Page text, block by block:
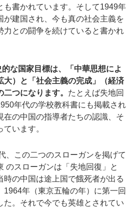
も書かれています。そして1949年
が建国され、今も真の社会主義を
力との闘争を続けていると書かれ
な国家目標は、「中華思想によ
大）と「社会主義の完成」（経済
つになります。 たとえば失地回
年代の学校教科書にも掲載され
在の中国の指導者たちの認識、そ
います。
この二つのスローガンを掲げて
のスローガンは「失地回復」と
時の中国は途上国で餓死者が出る
1964年（東京五輪の年）に第一回
た。それで今でも英雄とされてい